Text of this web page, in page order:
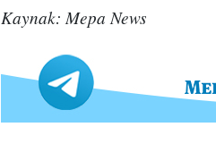
Kaynak: Mepa News